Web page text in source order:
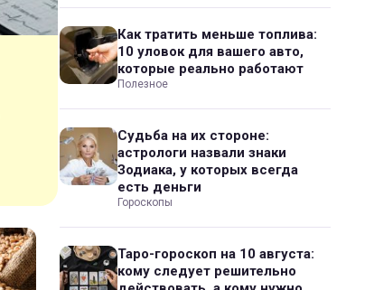
Как тратить меньше топлива:
10 уловок для вашего авто,
которые реально работают
Полезное
Судьба на их стороне:
астрологи назвали знаки
Зодиака, у которых всегда
есть деньги
Гороскопы
Таро-гороскоп на 10 августа:
кому следует решительно